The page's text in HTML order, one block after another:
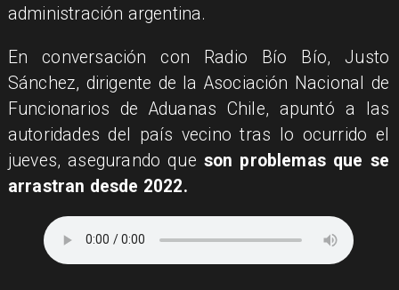
administración argentina.
En conversación con Radio Bío Bío, Justo
Sánchez, dirigente de la Asociación Nacional de
Funcionarios de Aduanas Chile, apuntó a las
autoridades del país vecino tras lo ocurrido el
jueves, asegurando que son problemas que se
arrastran desde 2022.